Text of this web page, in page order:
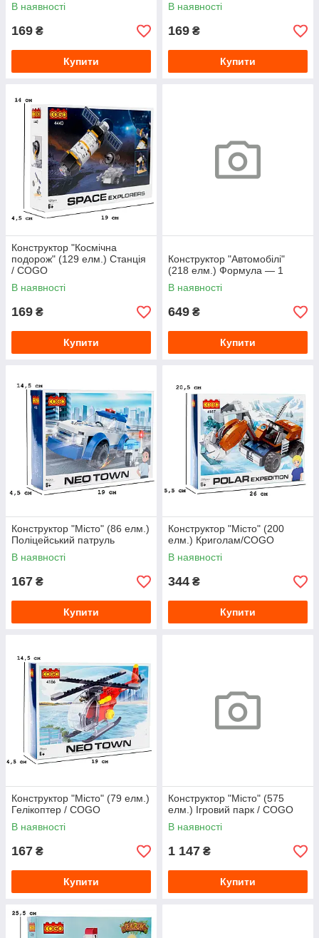
В наявності
169 ₴
Купити
В наявності
169 ₴
Купити
Конструктор "Космічна
подорож" (129 елм.) Станція
/ COGO
В наявності
169 ₴
Купити
Конструктор "Автомобілі"
(218 елм.) Формула — 1
В наявності
649 ₴
Купити
Конструктор "Місто" (86 елм.)
Поліцейський патруль
В наявності
167 ₴
Купити
Конструктор "Місто" (200
елм.) Криголам/COGO
В наявності
344 ₴
Купити
Конструктор "Місто" (79 елм.)
Гелікоптер / COGO
В наявності
167 ₴
Купити
Конструктор "Місто" (575
елм.) Ігровий парк / COGO
В наявності
1 147 ₴
Купити